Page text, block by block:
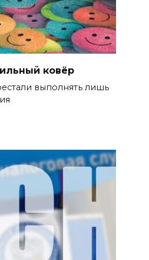
ковёр
выполнять лишь